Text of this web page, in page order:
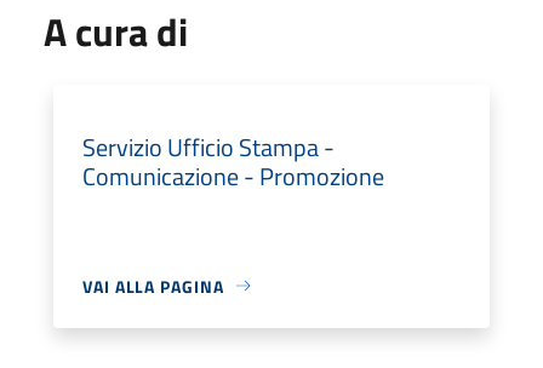
A cura di
Servizio Ufficio Stampa -
Comunicazione - Promozione
VAI ALLA PAGINA